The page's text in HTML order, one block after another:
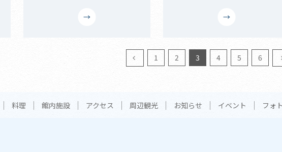
1 2 3 4 5 6
料理 館内施設 アクセス 周辺観光 お知らせ イベント フォ